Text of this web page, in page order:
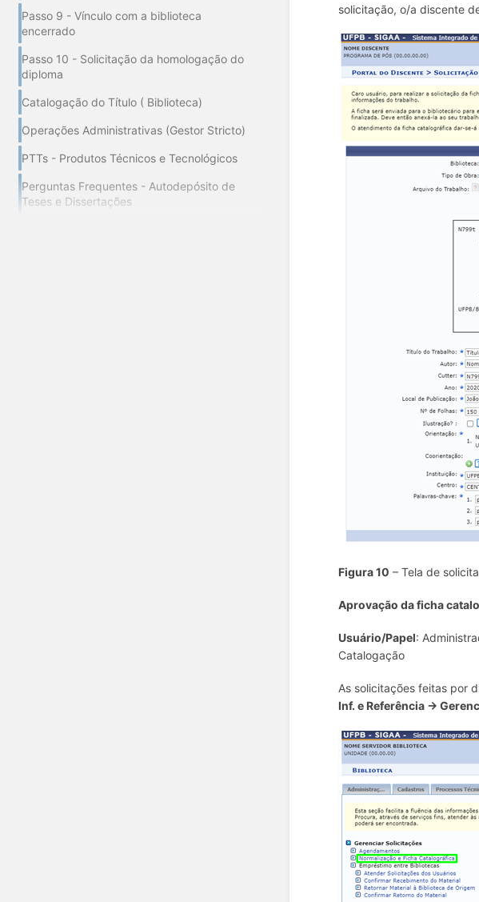
Passo 9 - Vínculo com a biblioteca
encerrado
Passo 10 - Solicitação da homologação do
diploma
Catalogação do Título ( Biblioteca)
Operações Administrativas (Gestor Stricto)
PTTs - Produtos Técnicos e Tecnológicos
Perguntas Frequentes - Autodepósito de
Teses e Dissertações
solicitação, o/a discente
Figura 10 – Tela de
Aprovação da ficha
Usuário/Papel:
Catalogação
As solicitações feitas por
Inf. e Referência →